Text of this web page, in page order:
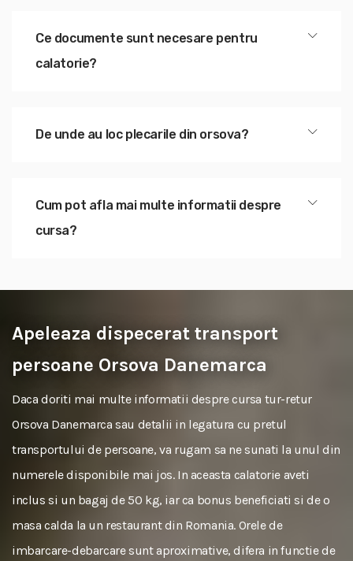
Ce documente sunt necesare pentru
calatorie?
De unde au loc plecarile din orsova?
Cum pot afla mai multe informatii despre
cursa?
Apeleaza dispecerat transport
persoane Orsova Danemarca
Daca doriti mai multe informatii despre cursa tur-retur
Orsova Danemarca sau detalii in legatura cu pretul
transportului de persoane, va rugam sa ne sunati la unul din
numerele disponibile mai jos. In aceasta calatorie aveti
inclus si un bagaj de 50 kg, iar ca bonus beneficiati si de o
masa calda la un restaurant din Romania. Orele de
imbarcare-debarcare sunt aproximative, difera in functie de